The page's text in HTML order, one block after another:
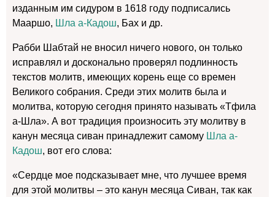
изданным им сидуром в 1618 году подписались
Мааршо, Шла а-Кадош, Бах и др.
Рабби Шабтай не вносил ничего нового, он только
исправлял и досконально проверял подлинность
текстов молитв, имеющих корень еще со времен
Великого собрания. Среди этих молитв была и
молитва, которую сегодня принято называть «Тфила
а-Шла». А вот традиция произносить эту молитву в
канун месяца сиван принадлежит самому Шла а-
Кадош, вот его слова:
«Сердце мое подсказывает мне, что лучшее время
для этой молитвы – это канун месяца Cиван, так как